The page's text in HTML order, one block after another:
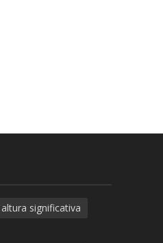
altura significativa